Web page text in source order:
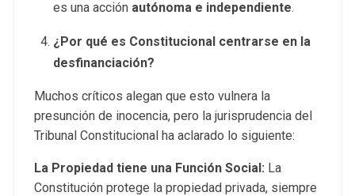
es una acción autónoma e independiente.
¿Por qué es Constitucional centrarse en la
desfinanciación?
Muchos críticos alegan que esto vulnera la
presunción de inocencia, pero la jurisprudencia del
Tribunal Constitucional ha aclarado lo siguiente:
La Propiedad tiene una Función Social: La
Constitución protege la propiedad privada, siempre